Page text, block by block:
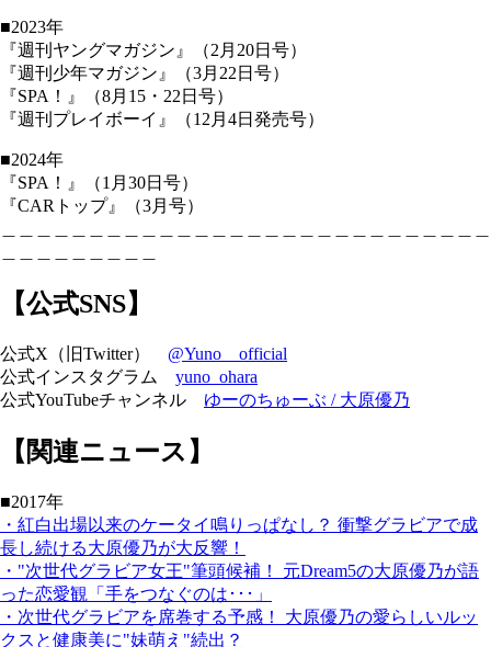
■2023年
『週刊ヤングマガジン』（2月20日号）
『週刊少年マガジン』（3月22日号）
『SPA！』（8月15・22日号）
『週刊プレイボーイ』（12月4日発売号）
■2024年
『SPA！』（1月30日号）
『CARトップ』（3月号）
【公式SNS】
公式X（旧Twitter） @Yuno__official
公式インスタグラム yuno_ohara
公式YouTubeチャンネル ゆーのちゅーぶ / 大原優乃
【関連ニュース】
■2017年
・紅白出場以来のケータイ鳴りっぱなし？ 衝撃グラビアで成
長し続ける大原優乃が大反響！
・"次世代グラビア女王"筆頭候補！ 元Dream5の大原優乃が語
った恋愛観「手をつなぐのは･･･」
・次世代グラビアを席巻する予感！ 大原優乃の愛らしいルッ
クスと健康美に"妹萌え"続出？